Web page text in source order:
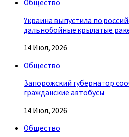
Общество
Украина выпустила по
дальнобойные крылатые
14 Июл, 2026
Общество
Запорожский губернатор
гражданские автобусы
14 Июл, 2026
Общество